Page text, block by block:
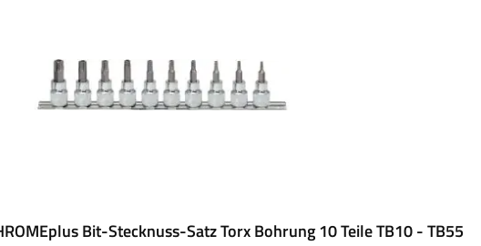
Bit-Stecknuss-Satz Torx Bohrung 10 Teile TB10 - TB55